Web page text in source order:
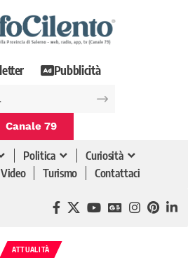
Pubblicità
Canale 79
Politica
Curiosità
Video Turismo Contattaci
ATTUALITÀ